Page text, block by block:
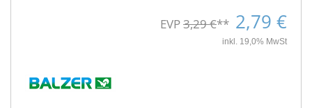
EVP3,29 €** 2,79 €
inkl. 19,0% MwSt